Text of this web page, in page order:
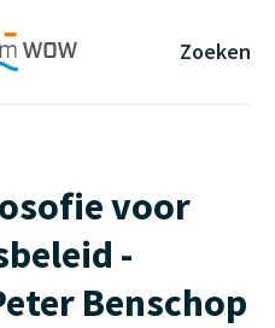
Zoeken
voor
-
Benschop